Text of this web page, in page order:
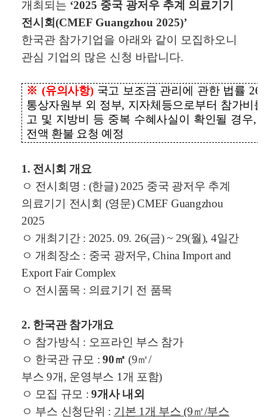
개최되는 ‘2025 중국 광저우 추계 의료기기
전시회(CMEF Guangzhou 2025)’
한국관 참가기업을 아래와 같이 모집하오니
관심 기업의 많은 신청 바랍니다.
※(유의사항) 국고 보조금 관리에 관한 법률 26
통상자원부 외 정부, 지자체등으로부터 참가비
고 및 지방비 등 중복 수혜사실이 확인될 경우,
전액 환불 요청 예정
1. 전시회 개요
ㅇ 전시회명 : (한글) 2025 중국 광저우 추계
의료기기 전시회 (영문) CMEF Guangzhou
2025
ㅇ 개최기간 : 2025. 09. 26(금) ~ 29(월), 4일간
ㅇ 개최장소 : 중국 광저우, China Import and
Export Fair Complex
ㅇ 전시품목 : 의료기기 전 품목
2. 한국관 참가개요
ㅇ 참가방식 : 오프라인 부스 참가
ㅇ 한국관 규모 :90㎡ (9㎡/
부스9개, 운영부스 1 개 포함)
ㅇ 모집 규모 :9개사 내외
ㅇ 부스 신청단위 : 기본 1 개 부스(9㎡/부스